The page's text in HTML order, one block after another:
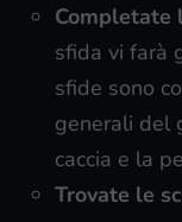
Completate
sfida vi farà
sfide sono
generali del
caccia e la
Trovate le